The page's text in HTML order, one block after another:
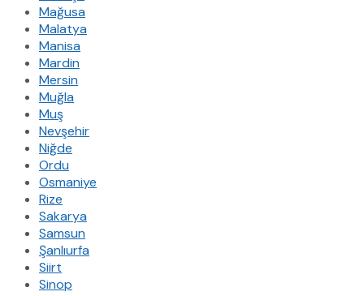
Mağusa
Malatya
Manisa
Mardin
Mersin
Muğla
Muş
Nevşehir
Niğde
Ordu
Osmaniye
Rize
Sakarya
Samsun
Şanlıurfa
Siirt
Sinop